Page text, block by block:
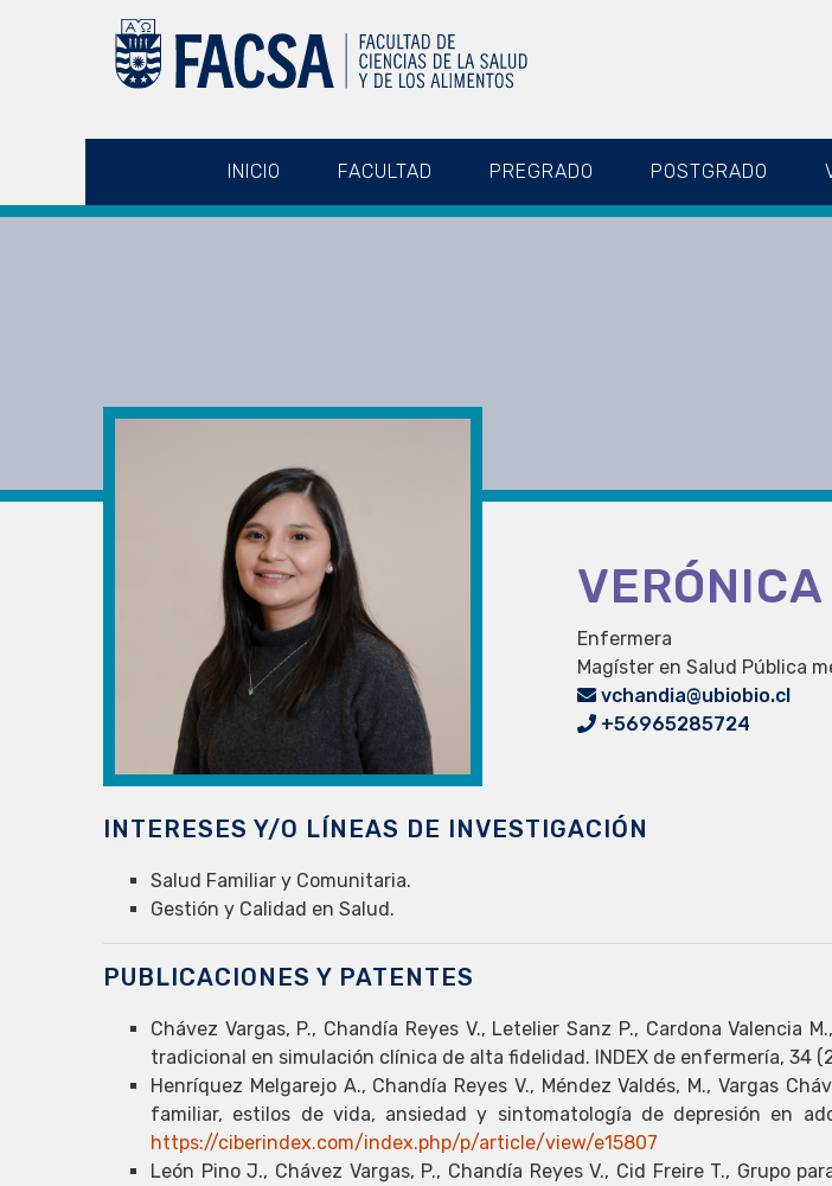
INICIO FACULTAD PREGRADO POSTGRADO
Enfermera
Magíster en Salud Pública
vchandia@ubiobio.cl
+56965285724
INTERESES Y/O LÍNEAS DE INVESTIGACIÓN
Salud Familiar y Comunitaria.
Gestión y Calidad en Salud.
PUBLICACIONES Y PATENTES
Chávez Vargas, P., Chandía Reyes V., Letelier Sanz P., Cardona
tradicional en simulación clínica de alta fidelidad. INDEX de enfermería, 34
Henríquez Melgarejo A., Chandía Reyes V., Méndez Valdés, M., Vargas
familiar, estilos de vida, ansiedad y sintomatología de depresión en
https://ciberindex.com/index.php/p/article/view/e15807
León Pino J., Chávez Vargas, P., Chandía Reyes V., Cid Freire T., Grupo